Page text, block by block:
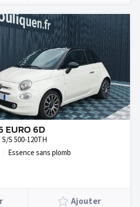
EURO 6D
S/S 500-120TH
Essence sans plomb
Ajouter